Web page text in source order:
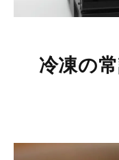
冷凍の